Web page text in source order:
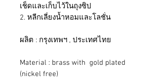
เช็ดและเก็บไว้ในถุงซิป
2. หลีกเลี่ยงน้ำหอมและโลชั่น
ผลิต : กรุงเทพฯ , ประเทศไทย
Material : brass with gold plated
(nickel free)